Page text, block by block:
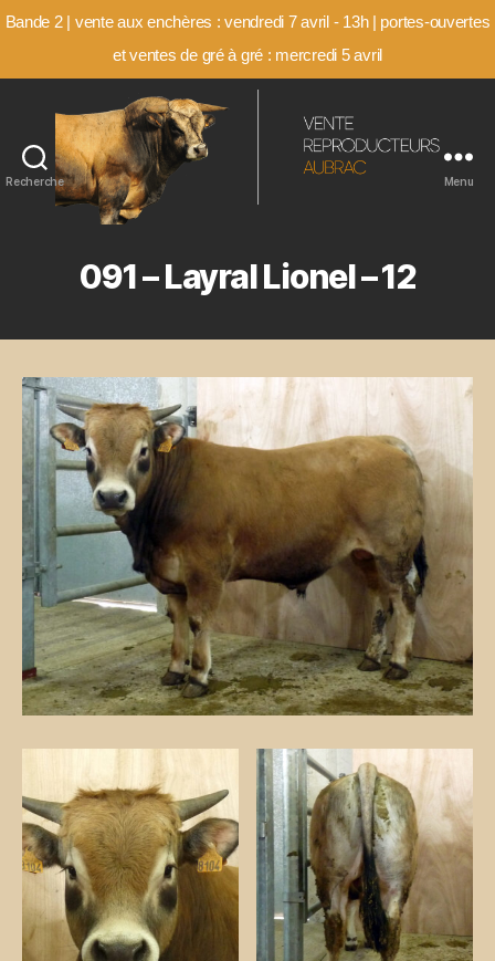
Bande 2 | vente aux enchères : vendredi 7 avril - 13h | portes-ouvertes
et ventes de gré à gré : mercredi 5 avril
Recherche
Aubrac
Menu
091 – Layral Lionel – 12